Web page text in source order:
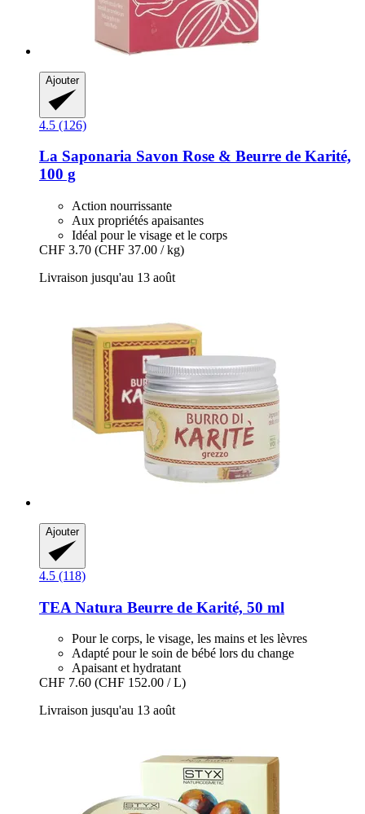
Ajouter
4.5 (126)
La Saponaria Savon Rose & Beurre de Karité,
100 g
Action nourrissante
Aux propriétés apaisantes
Idéal pour le visage et le corps
CHF 3.70 (CHF 37.00 / kg)
Livraison jusqu'au 13 août
Ajouter
4.5 (118)
TEA Natura Beurre de Karité, 50 ml
Pour le corps, le visage, les mains et les lèvres
Adapté pour le soin de bébé lors du change
Apaisant et hydratant
CHF 7.60 (CHF 152.00 / L)
Livraison jusqu'au 13 août